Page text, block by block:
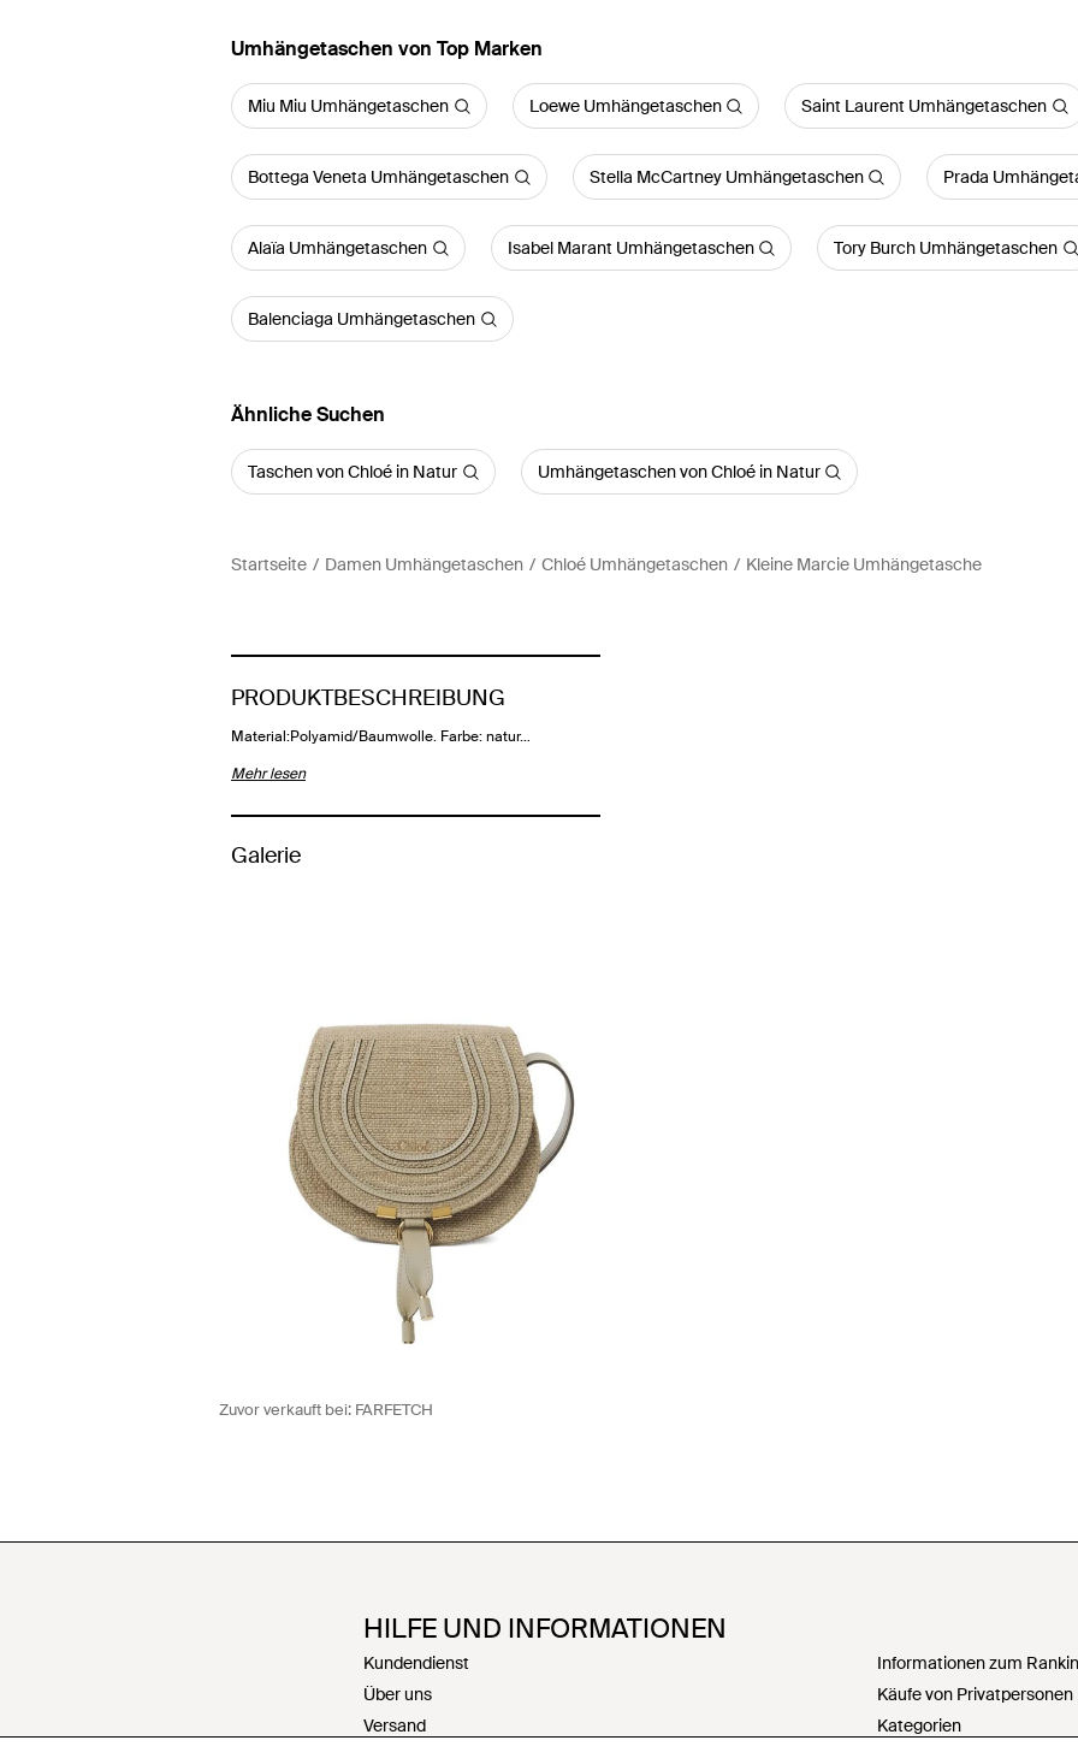
Umhängetaschen von Top Marken
Miu Miu Umhängetaschen Loewe Umhängetaschen Saint Laurent Umhängetaschen
Bottega Veneta Umhängetaschen Stella McCartney Umhängetaschen Prada
Alaïa Umhängetaschen Isabel Marant Umhängetaschen Tory Burch Umhängetaschen
Balenciaga Umhängetaschen
Ähnliche Suchen
Taschen von Chloé in Natur Umhängetaschen von Chloé in Natur
Startseite Damen Umhängetaschen Chloé Umhängetaschen Kleine Marcie Umhängetasche
PRODUKTBESCHREIBUNG
Material:Polyamid/Baumwolle. Farbe: natur…
Mehr lesen
Galerie
Zuvor verkauft bei: FARFETCH
HILFE UND INFORMATIONEN
Kundendienst
Über uns
Versand
Informationen zum
Käufe von Privatpersonen
Kategorien